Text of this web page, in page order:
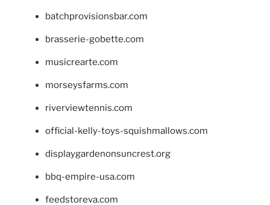
batchprovisionsbar.com
brasserie-gobette.com
musicrearte.com
morseysfarms.com
riverviewtennis.com
official-kelly-toys-squishmallows.com
displaygardenonsuncrest.org
bbq-empire-usa.com
feedstoreva.com